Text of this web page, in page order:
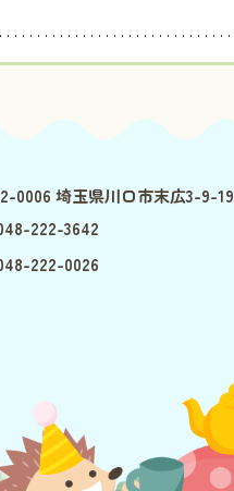
0006 埼玉県川口市末広3-9-19
222-3642
222-0026